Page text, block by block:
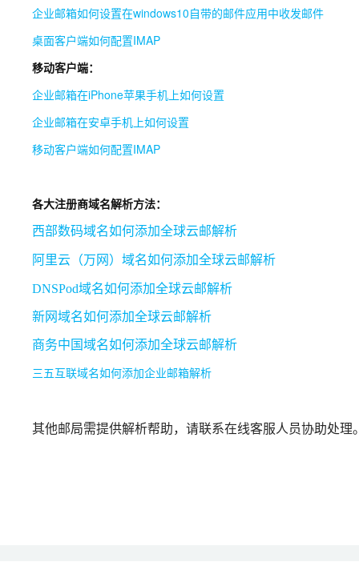
企业邮箱如何设置在windows10自带的邮件应用中收发邮件
桌面客户端如何配置IMAP
移动客户端：
企业邮箱在iPhone苹果手机上如何设置
企业邮箱在安卓手机上如何设置
移动客户端如何配置IMAP
各大注册商域名解析方法：
西部数码域名如何添加全球云邮解析
阿里云（万网）域名如何添加全球云邮解析
DNSPod域名如何添加全球云邮解析
新网域名如何添加全球云邮解析
商务中国域名如何添加全球云邮解析
三五互联域名如何添加企业邮箱解析
其他邮局需提供解析帮助，请联系在线客服人员协助处理